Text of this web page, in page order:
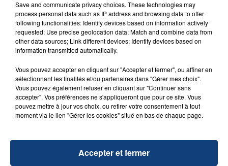
SON BÉBÉ ENTRE LA VIE ET LA...
Un homme s'est immolé par le feu après avoir
aspergé sa compagne et leur bébé de trois mois
d'un liquide inflammable.
20 juillet 2026
UNE ADOLESCENTE DEVANT SE FAIRE
La famille a porté plainte contre la clinique qui a
reconnu sa responsabilité et présenté ses
Save and communicate privacy choices. These technologies may
process personal data such as IP address and browsing data to offer
following functionalities: Identify devices based on information actively
requested; Use precise geolocation data; Match and combine data from
other data sources; Link different devices; Identify devices based on
information transmitted automatically.
Vous pouvez accepter en cliquant sur "Accepter et fermer", ou affiner en
sélectionnant les finalités et/ou partenaires dans "Gérer mes choix".
Vous pouvez également refuser en cliquant sur "Continuer sans
accepter". Vos préférences ne s'appliqueront que pour ce site. Vous
pouvez mettre à jour vos choix, ou retirer votre consentement à tout
moment via le lien "Gérer les cookies" situé en bas de chaque page.
Accepter et fermer